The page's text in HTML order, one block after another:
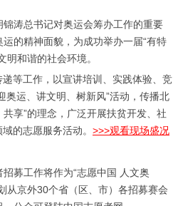
涛总书记对奥运会筹办工作的重要
的精神面貌，为成功举办一届“有特
和谐的社会环境。
等工作，以宣讲培训、实践体验、竞
奥运、讲文明、树新风”活动，传播北
享”的理念，广泛开展扶贫开发、社
的志愿服务活动。 >>>观看现场盛况
募工作将作为“志愿中国 人文奥
从京外30个省（区、市）各招募赛会